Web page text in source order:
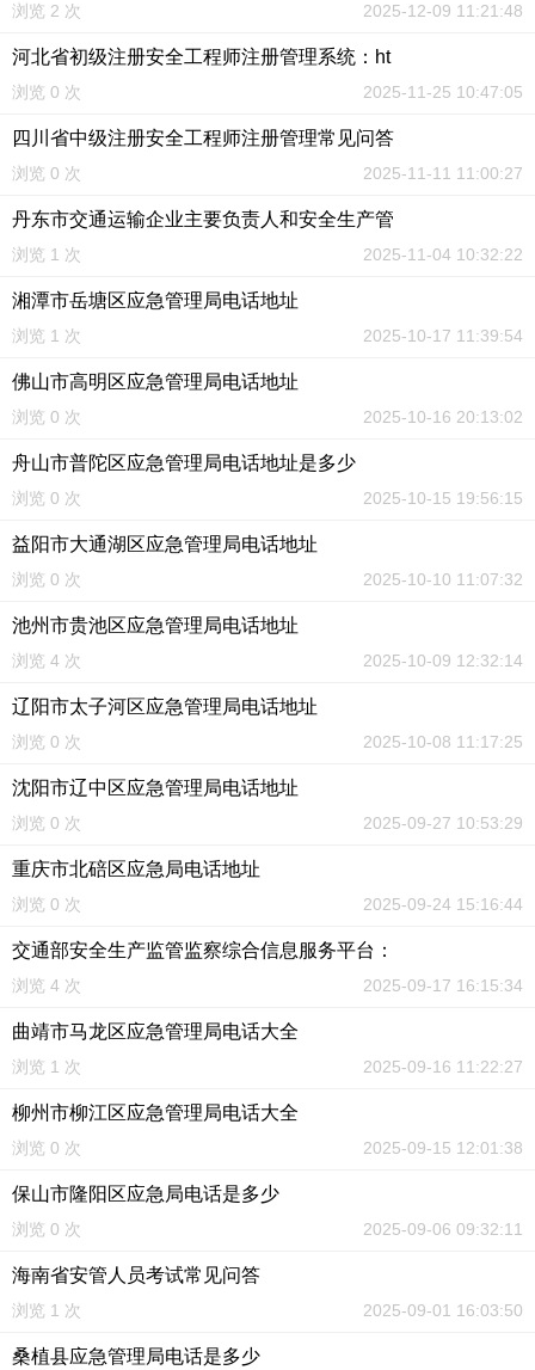
浏览 2 次 2025-12-09 11:21:48
河北省初级注册安全工程师注册管理系统：ht
浏览 0 次 2025-11-25 10:47:05
四川省中级注册安全工程师注册管理常见问答
浏览 0 次 2025-11-11 11:00:27
丹东市交通运输企业主要负责人和安全生产管
浏览 1 次 2025-11-04 10:32:22
湘潭市岳塘区应急管理局电话地址
浏览 1 次 2025-10-17 11:39:54
佛山市高明区应急管理局电话地址
浏览 0 次 2025-10-16 20:13:02
舟山市普陀区应急管理局电话地址是多少
浏览 0 次 2025-10-15 19:56:15
益阳市大通湖区应急管理局电话地址
浏览 0 次 2025-10-10 11:07:32
池州市贵池区应急管理局电话地址
浏览 4 次 2025-10-09 12:32:14
辽阳市太子河区应急管理局电话地址
浏览 0 次 2025-10-08 11:17:25
沈阳市辽中区应急管理局电话地址
浏览 0 次 2025-09-27 10:53:29
重庆市北碚区应急局电话地址
浏览 0 次 2025-09-24 15:16:44
交通部安全生产监管监察综合信息服务平台：
浏览 4 次 2025-09-17 16:15:34
曲靖市马龙区应急管理局电话大全
浏览 1 次 2025-09-16 11:22:27
柳州市柳江区应急管理局电话大全
浏览 0 次 2025-09-15 12:01:38
保山市隆阳区应急局电话是多少
浏览 0 次 2025-09-06 09:32:11
海南省安管人员考试常见问答
浏览 1 次 2025-09-01 16:03:50
桑植县应急管理局电话是多少